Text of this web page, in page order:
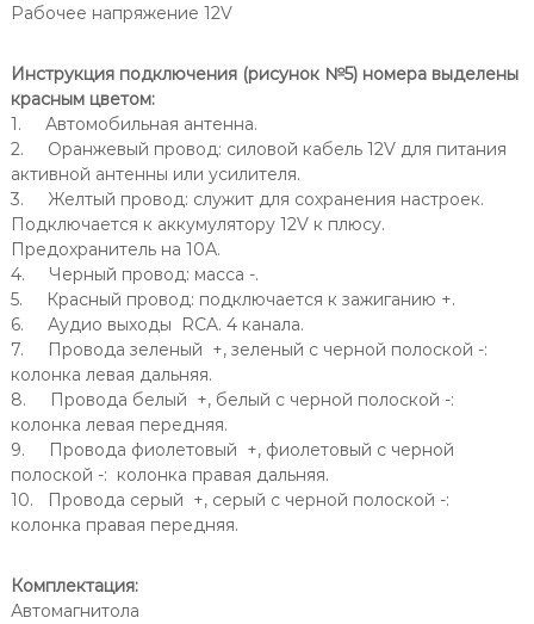
Рабочее напряжение 12V
Инструкция подключения (рисунок №5) номера выделены
красным цветом:
1. Автомобильная антенна.
2. Оранжевый провод: силовой кабель 12V для питания
активной антенны или усилителя.
3. Желтый провод: служит для сохранения настроек.
Подключается к аккумулятору 12V к плюсу.
Предохранитель на 10А.
4. Черный провод: масса -.
5. Красный провод: подключается к зажиганию +.
6. Аудио выходы RCA. 4 канала.
7. Провода зеленый +, зеленый с черной полоской -:
колонка левая дальняя.
8. Провода белый +, белый с черной полоской -:
колонка левая передняя.
9. Провода фиолетовый +, фиолетовый с черной
полоской -: колонка правая дальняя.
10. Провода серый +, серый с черной полоской -:
колонка правая передняя.
Комплектация:
Автомагнитола